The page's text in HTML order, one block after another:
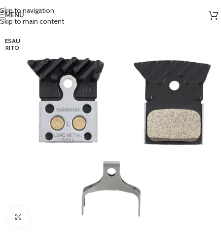
Skip to navigation
Skip to main content
MENU
ESAU
RITO
Clicca per ingrandire